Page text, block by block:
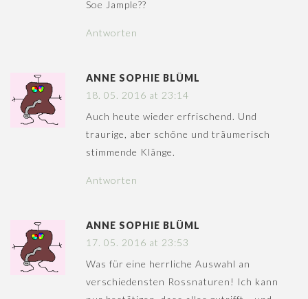
Soe Jample??
Antworten
ANNE SOPHIE BLÜML
18. 05. 2016 at 23:14
Auch heute wieder erfrischend. Und
traurige, aber schöne und träumerisch
stimmende Klänge.
Antworten
ANNE SOPHIE BLÜML
17. 05. 2016 at 23:53
Was für eine herrliche Auswahl an
verschiedensten Rossnaturen! Ich kann